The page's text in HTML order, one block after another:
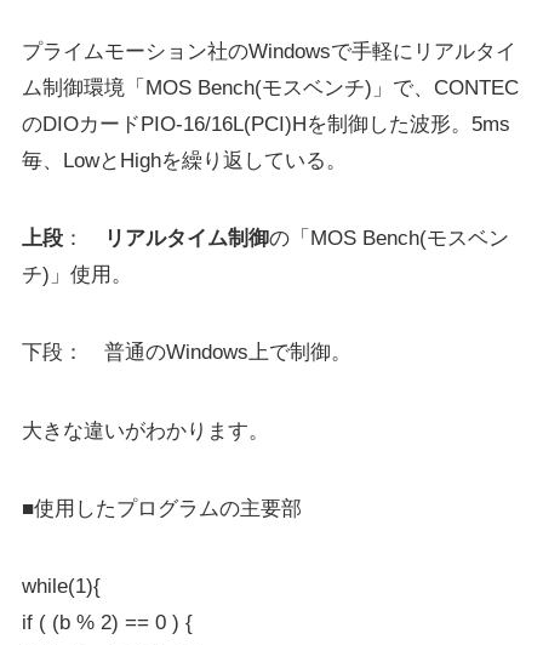
プライムモーション社のWindowsで手軽にリアルタイ
ム制御環境「MOS Bench(モスベンチ)」で、CONTEC
のDIOカードPIO-16/16L(PCI)Hを制御した波形。5ms
毎、LowとHighを繰り返している。
上段： リアルタイム制御の「MOS Bench(モスベン
チ)」使用。
下段： 普通のWindows上で制御。
大きな違いがわかります。
■使用したプログラムの主要部
while(1){
if ( (b % 2) == 0 ) {